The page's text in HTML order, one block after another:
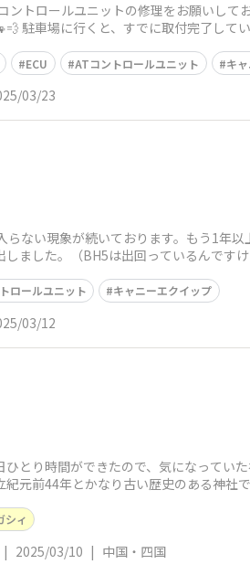
ントロールユニットの修理をお願いし
駐車場に行くと、すでに取付完了し
ECU ATコントロールユニット キ
03/23
らない現象が続いております。もう1年
ました。（BH5は出回っているんです
ロールユニット キャニーエクイップ
03/12
とり時間ができたので、気になってい
元前44年とかなり古い歴史のある神社
シィ
| 2025/03/10 | 中国・四国